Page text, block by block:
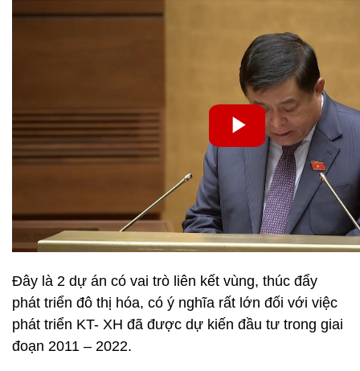
Đây là 2 dự án có vai trò liên kết vùng, thúc đẩy
phát triển đô thị hóa, có ý nghĩa rất lớn đối với việc
phát triển KT- XH đã được dự kiến đầu tư trong giai
đoạn 2011 – 2022.